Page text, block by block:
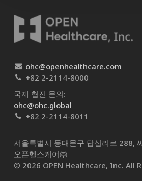
ohc@openhealthcare.com
+82 2-2114-8000
국제 협진 문의:
ohc@ohc.global
+82 2-2114-8011
서울특별시 동대문구 답십리로 288,
오픈헬스케어㈜​
© 2026 OPEN Healthcare, Inc. All